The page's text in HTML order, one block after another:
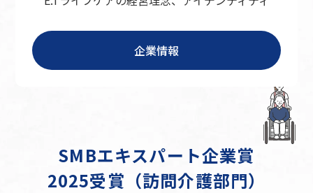
企業情報
SMBエキスパート企業賞
2025受賞（訪問介護部門）